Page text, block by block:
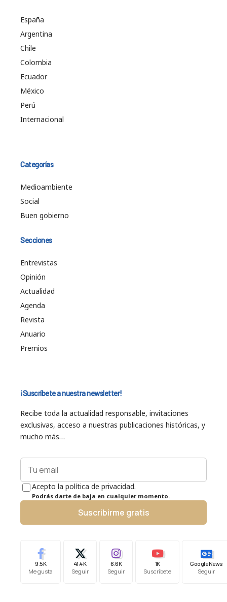
España
Argentina
Chile
Colombia
Ecuador
México
Perú
Internacional
Categorías
Medioambiente
Social
Buen gobierno
Secciones
Entrevistas
Opinión
Actualidad
Agenda
Revista
Anuario
Premios
¡Suscríbete a nuestra newsletter!
Recibe toda la actualidad responsable, invitaciones
exclusivas, acceso a nuestras publicaciones históricas, y
mucho más…
Acepto la política de privacidad.
Podrás darte de baja en cualquier momento.
Suscribirme gratis
9.5K
Me gusta
41.4K
Seguir
6.6K
Seguir
1K
Suscríbete
Google News
Seguir